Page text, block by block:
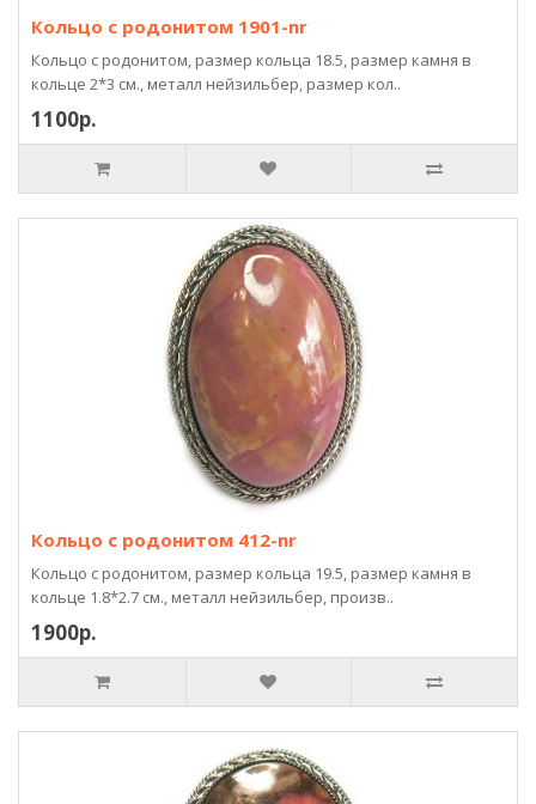
Кольцо с родонитом 1901-nr
Кольцо с родонитом, размер кольца 18.5, размер камня в
кольце 2*3 см., металл нейзильбер, размер кол..
1100р.
Кольцо с родонитом 412-nr
Кольцо с родонитом, размер кольца 19.5, размер камня в
кольце 1.8*2.7 см., металл нейзильбер, произв..
1900р.